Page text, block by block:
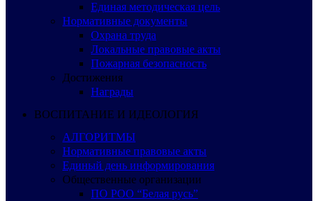
Единая методическая цель
Нормативные документы
Охрана труда
Локальные правовые акты
Пожарная безопасность
Достижения
Награды
ВОСПИТАНИЕ И ИДЕОЛОГИЯ
АЛГОРИТМЫ
Нормативные правовые акты
Единый день информирования
Общественные организации
ПО РОО “Белая русь”